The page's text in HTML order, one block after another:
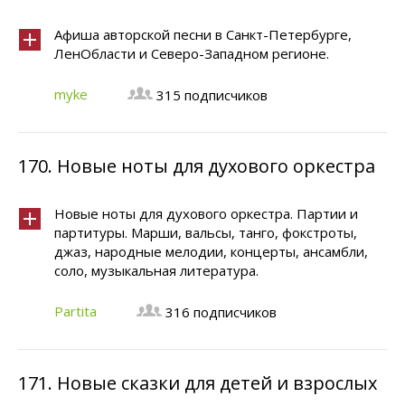
Афиша авторской песни в Санкт-Петербурге,
ЛенОбласти и Северо-Западном регионе.
myke 315 подписчиков
170. Новые ноты для духового оркестра
Новые ноты для духового оркестра. Партии и
партитуры. Марши, вальсы, танго, фокстроты,
джаз, народные мелодии, концерты, ансамбли,
соло, музыкальная литература.
Partita 316 подписчиков
171. Новые сказки для детей и взрослых